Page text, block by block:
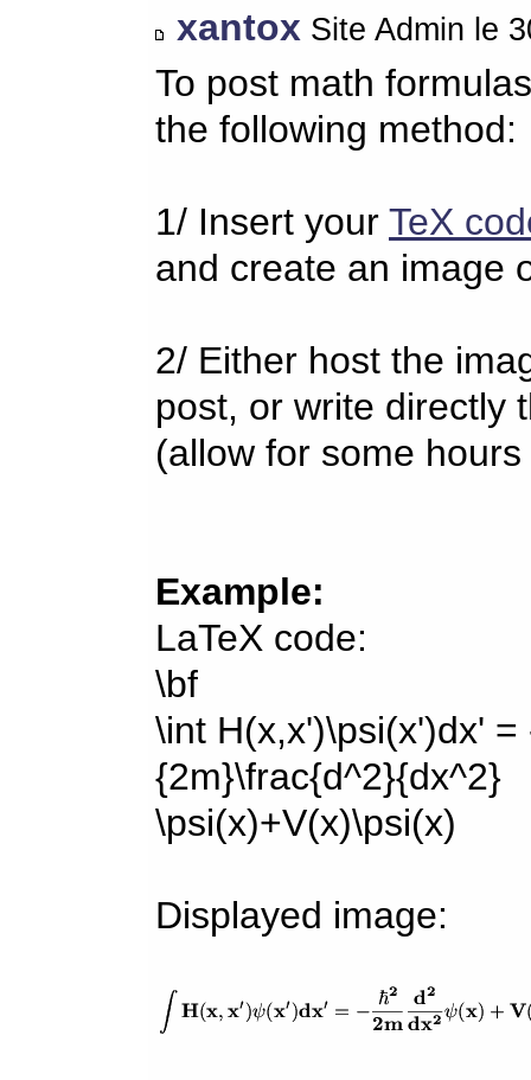
xantox Site Admin le
To post math
the following method:
1/ Insert your TeX
and create an image
2/ Either host the
post, or write directly
(allow for some
Example:
LaTeX code:
\bf
\int H(x,x')\psi(x')dx'
{2m}\frac{d^2}{dx^2}
\psi(x)+V(x)\psi(x)
Displayed image: